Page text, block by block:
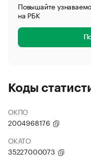
Повышайте
на РБК
Коды
ОКПО
2004968176
ОКАТО
35227000073